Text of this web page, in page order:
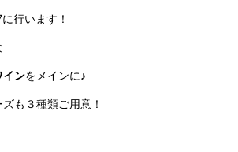
行います！
インをメインに♪
も３種類ご用意！